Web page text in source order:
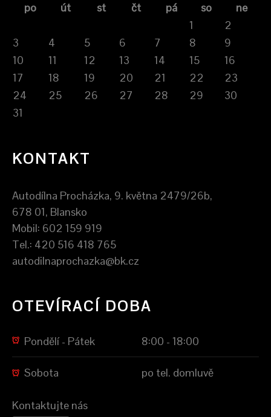
po
út st čt pá so
ne
1
2
3
4 5 6 7 8
9
10
11 12 13 14 15
16
17
18 19 20 21 22
23
24
25 26 27 28 29
30
31
KONTAKT
Autodílna Procházka, 9. května 2479/26b,
678 01, Blansko
Mobil: 602 159 919
Tel.: 420 516 418 765
autodilnaprochazka@bk.cz
OTEVÍRACÍ DOBA
Pondělí - Pátek 8:00 - 18:00
Sobota po tel. domluvě
Kontaktujte nás